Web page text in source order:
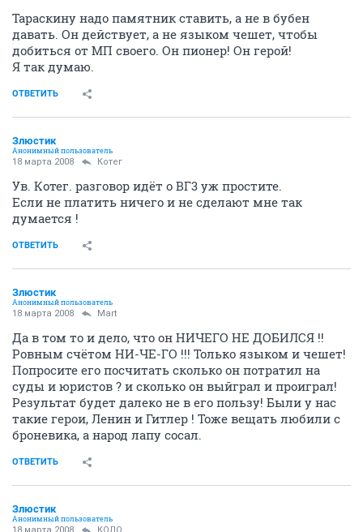
Тараскину надо памятник ставить, а не в бубен
давать. Он действует, а не языком чешет, чтобы
добиться от МП своего. Он пионер! Он герой!
Я так думаю.
ОТВЕТИТЬ
Злюстик
Анонимный пользователь
18 марта 2008 Котег
Ув. Котег. разговор идёт о ВГ3 уж простите.
Если не платить ничего и не сделают мне так
думается !
ОТВЕТИТЬ
Злюстик
Анонимный пользователь
18 марта 2008 Mart
Да в том то и дело, что он НИЧЕГО НЕ ДОБИЛСЯ !!
Ровным счётом НИ-ЧЕ-ГО !!! Только языком и чешет!
Попросите его посчитать сколько он потратил на
суды и юристов ? и сколько он выйграл и проиграл!
Результат будет далеко не в его пользу! Были у нас
такие герои, Ленин и Гитлер ! Тоже вещать любили с
броневика, а народ лапу сосал.
ОТВЕТИТЬ
Злюстик
Анонимный пользователь